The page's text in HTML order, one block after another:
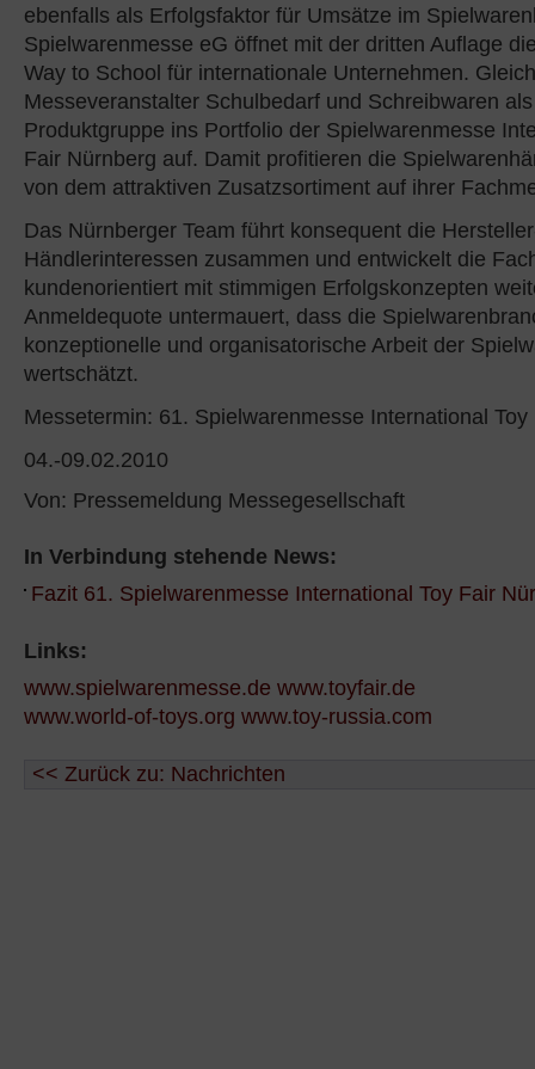
ebenfalls als Erfolgsfaktor für Umsätze im
Spielwarenmesse eG öffnet mit der dritten Auflage
Way to School für internationale Unternehmen.
Messeveranstalter Schulbedarf und Schreibwaren
Produktgruppe ins Portfolio der Spielwarenmesse
Fair Nürnberg auf. Damit profitieren die
von dem attraktiven Zusatzsortiment auf ihrer
Das Nürnberger Team führt konsequent die
Händlerinteressen zusammen und entwickelt die
kundenorientiert mit stimmigen Erfolgskonzepten
Anmeldequote untermauert, dass die
konzeptionelle und organisatorische Arbeit der
wertschätzt.
Messetermin: 61. Spielwarenmesse International
04.-09.02.2010
Von: Pressemeldung Messegesellschaft
In Verbindung stehende News:
Fazit 61. Spielwarenmesse International Toy Fair
Links:
www.spielwarenmesse.de www.toyfair.de
www.world-of-toys.org www.toy-russia.com
<< Zurück zu: Nachrichten